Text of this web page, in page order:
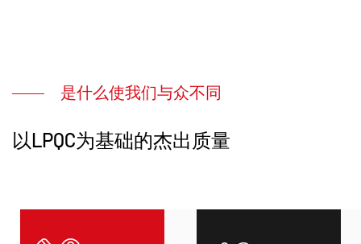
是什么使我们与众不同
以LPQC为基础的杰出质量